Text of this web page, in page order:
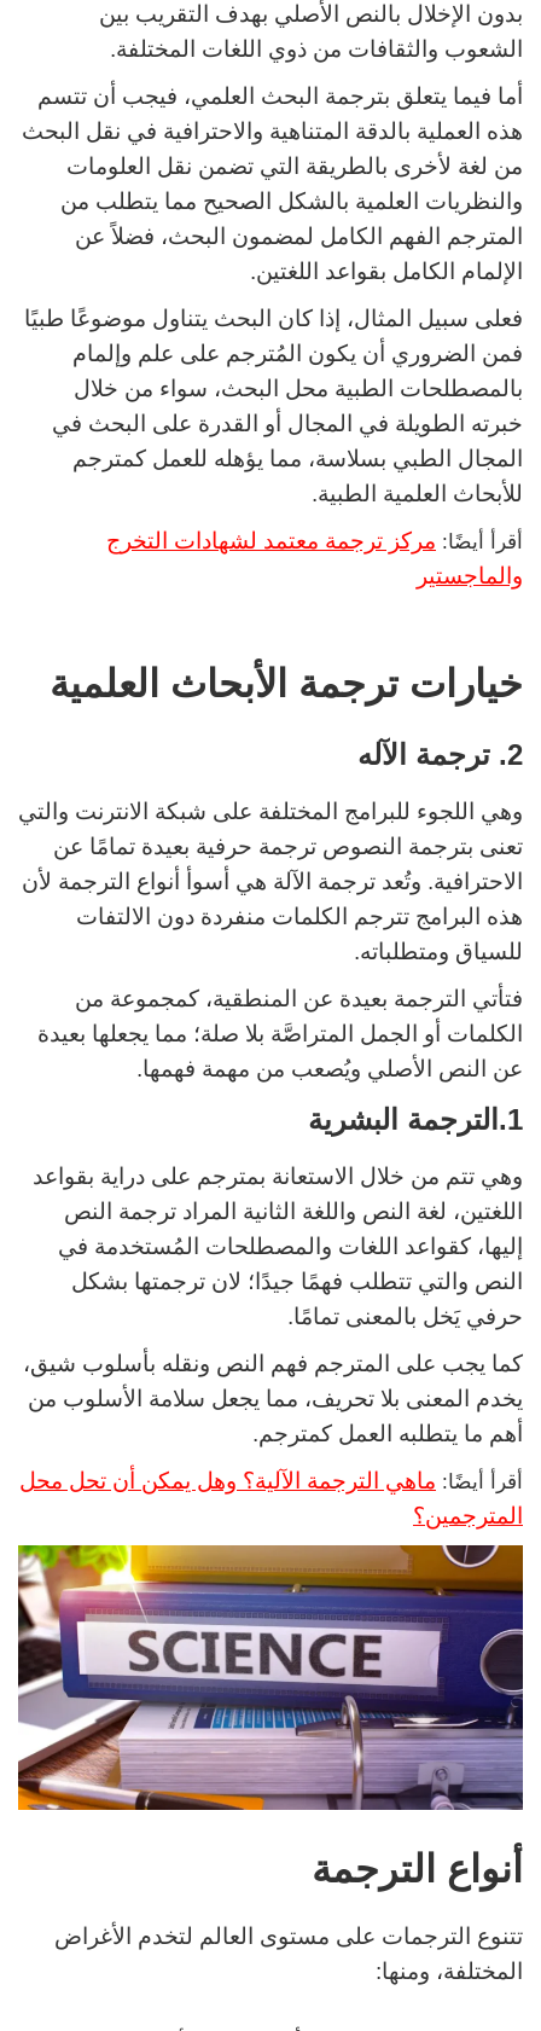
بدون الإخلال بالنص الأصلي بهدف التقريب بين
الشعوب والثقافات من ذوي اللغات المختلفة.
أما فيما يتعلق بترجمة البحث العلمي، فيجب أن تتسم
هذه العملية بالدقة المتناهية والاحترافية في نقل البحث
من لغة لأخرى بالطريقة التي تضمن نقل العلومات
والنظريات العلمية بالشكل الصحيح مما يتطلب من
المترجم الفهم الكامل لمضمون البحث، فضلاً عن
الإلمام الكامل بقواعد اللغتين.
فعلى سبيل المثال، إذا كان البحث يتناول موضوعًا طبيًا
فمن الضروري أن يكون المُترجم على علم وإلمام
بالمصطلحات الطبية محل البحث، سواء من خلال
خبرته الطويلة في المجال أو القدرة على البحث في
المجال الطبي بسلاسة، مما يؤهله للعمل كمترجم
للأبحاث العلمية الطبية.
أقرأ أيضًا: مركز ترجمة معتمد لشهادات التخرج
والماجستير
خيارات ترجمة الأبحاث العلمية
2. ترجمة الآله
وهي اللجوء للبرامج المختلفة على شبكة الانترنت والتي
تعنى بترجمة النصوص ترجمة حرفية بعيدة تمامًا عن
الاحترافية. وتُعد ترجمة الآلة هي أسوأ أنواع الترجمة لأن
هذه البرامج تترجم الكلمات منفردة دون الالتفات
للسياق ومتطلباته.
فتأتي الترجمة بعيدة عن المنطقية، كمجموعة من
الكلمات أو الجمل المتراصَّة بلا صلة؛ مما يجعلها بعيدة
عن النص الأصلي ويُصعب من مهمة فهمها.
1.الترجمة البشرية
وهي تتم من خلال الاستعانة بمترجم على دراية بقواعد
اللغتين، لغة النص واللغة الثانية المراد ترجمة النص
إليها، كقواعد اللغات والمصطلحات المُستخدمة في
النص والتي تتطلب فهمًا جيدًا؛ لان ترجمتها بشكل
حرفي يَخل بالمعنى تمامًا.
كما يجب على المترجم فهم النص ونقله بأسلوب شيق،
يخدم المعنى بلا تحريف، مما يجعل سلامة الأسلوب من
أهم ما يتطلبه العمل كمترجم.
أقرأ أيضًا: ماهي الترجمة الآلية؟ وهل يمكن أن تحل محل
المترجمين؟
أنواع الترجمة
تتنوع الترجمات على مستوى العالم لتخدم الأغراض
المختلفة، ومنها: